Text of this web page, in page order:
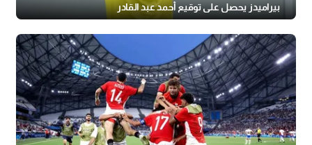
بيراميدز يحصل على توقيع أحمد عبد القادر